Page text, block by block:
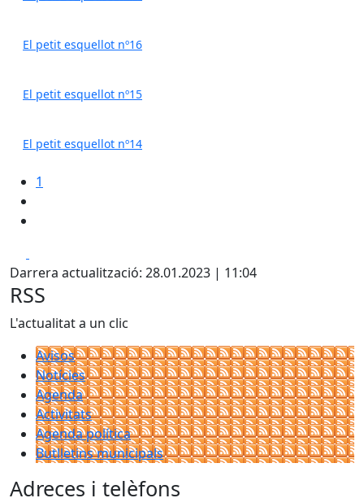
El petit esquellot nº16
El petit esquellot nº15
El petit esquellot nº14
1
Darrera actualització: 28.01.2023 | 11:04
RSS
L'actualitat a un clic
Avisos
Notícies
Agenda
Activitats
Agenda política
Butlletins municipals
Adreces i telèfons